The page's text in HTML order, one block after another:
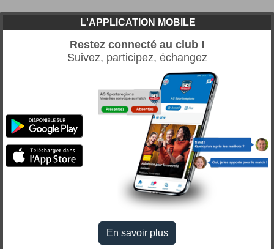
L'APPLICATION MOBILE
Restez connecté au club !
Suivez, participez, échangez
En savoir plus